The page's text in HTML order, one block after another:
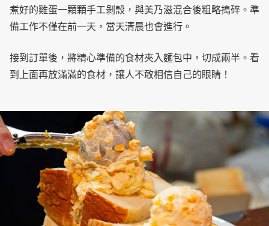
煮好的雞蛋一顆顆手工剝殼，與美乃滋混合後粗略搗碎。準
備工作不僅在前一天，當天清晨也會進行。
接到訂單後，將精心準備的食材夾入麵包中，切成兩半。看
到上面再放滿滿的食材，讓人不敢相信自己的眼睛！